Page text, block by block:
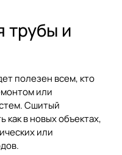
трубы и
полезен всем, кто
или
Сшитый
в новых объектах,
или